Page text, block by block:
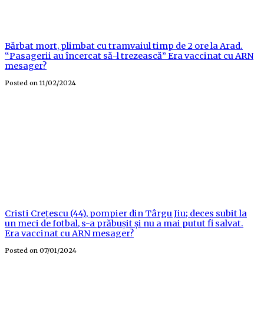
Bărbat mort, plimbat cu tramvaiul timp de 2 ore la Arad.
“Pasagerii au încercat să-l trezească” Era vaccinat cu ARN
mesager?
Posted on 11/02/2024
Cristi Crețescu (44), pompier din Târgu Jiu; deces subit la
un meci de fotbal, s-a prăbușit și nu a mai putut fi salvat.
Era vaccinat cu ARN mesager?
Posted on 07/01/2024